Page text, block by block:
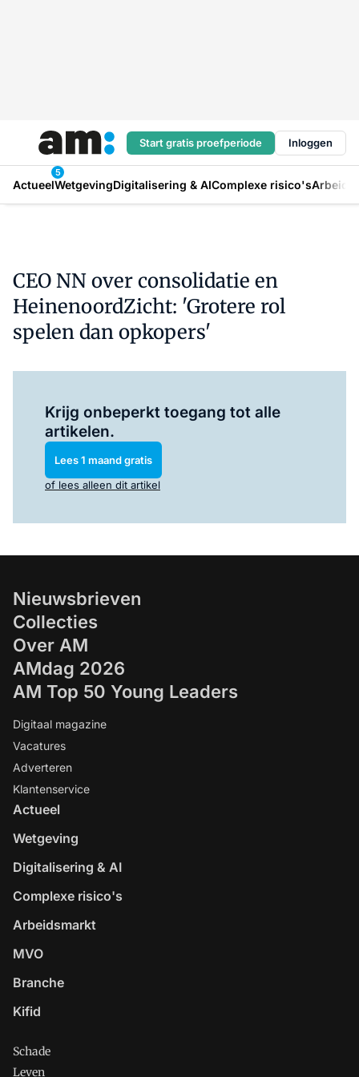
Start gratis proefperiode Inloggen
Actueel
5
WetgevingDigitalisering & AIComplexe risico's
CEO NN over consolidatie en
HeinenoordZicht: 'Grotere rol
spelen dan opkopers'
Krijg onbeperkt toegang tot alle
artikelen.
Lees 1 maand gratis
of lees alleen dit artikel
Nieuwsbrieven
Collecties
Over AM
AMdag 2026
AM Top 50 Young Leaders
Digitaal magazine
Vacatures
Adverteren
Klantenservice
Actueel
Wetgeving
Digitalisering & AI
Complexe risico's
Arbeidsmarkt
MVO
Branche
Kifid
Schade
Leven